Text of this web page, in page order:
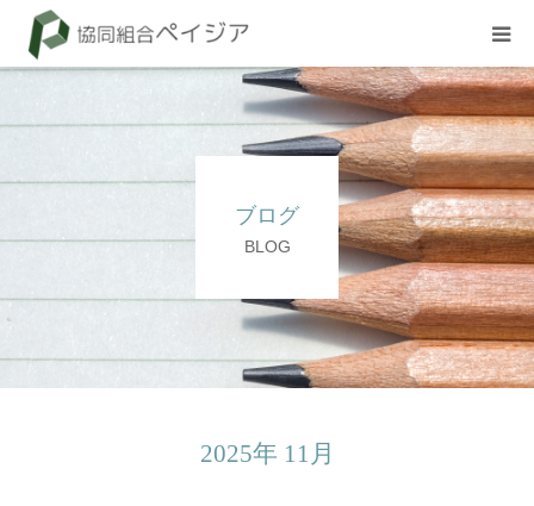
ブログ
BLOG
2025年 11月
BLOG
試験